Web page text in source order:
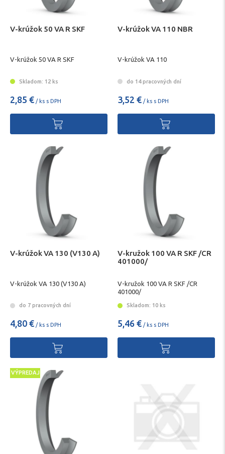
V-krúžok 50 VA R SKF
V-krúžok 50 VA R SKF
Skladom: 12 ks
2,85 € / ks s DPH
V-krúžok VA 110 NBR
V-krúžok VA 110
do 14 pracovných dní
3,52 € / ks s DPH
V-krúžok VA 130 (V130 A)
V-krúžok VA 130 (V130 A)
do 7 pracovných dní
4,80 € / ks s DPH
V-kružok 100 VA R SKF /CR
401000/
V-kružok 100 VA R SKF /CR
401000/
Skladom: 10 ks
5,46 € / ks s DPH
VÝPREDAJ